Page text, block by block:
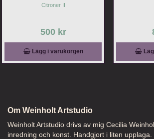
Citroner II
500 kr
Lägg i varukorgen
Om Weinholt Artstudio
Weinholt Artstudio drivs av mig Cecilia
inredning och konst. Handgjort i liten